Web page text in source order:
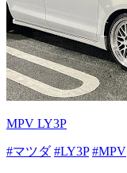
MPV LY3P
#マツダ #LY3P #MPV